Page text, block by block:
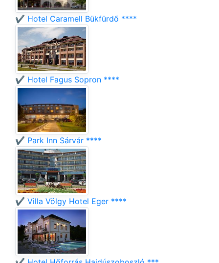
✔️ Hotel Caramell Bükfürdő ****
✔️ Hotel Fagus Sopron ****
✔️ Park Inn Sárvár ****
✔️ Villa Völgy Hotel Eger ****